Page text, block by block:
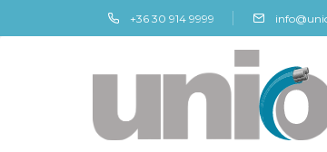
+36 30 914 9999